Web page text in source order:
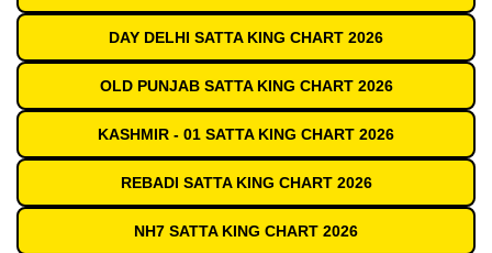
DAY DELHI SATTA KING CHART 2026
OLD PUNJAB SATTA KING CHART 2026
KASHMIR - 01 SATTA KING CHART 2026
REBADI SATTA KING CHART 2026
NH7 SATTA KING CHART 2026